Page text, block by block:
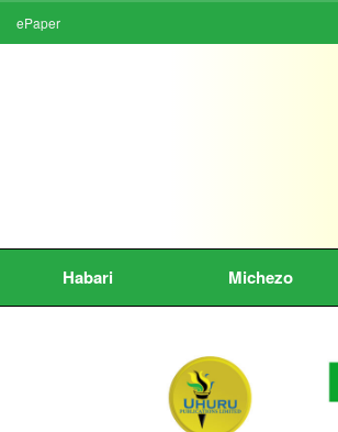
ePaper
Habari Michezo